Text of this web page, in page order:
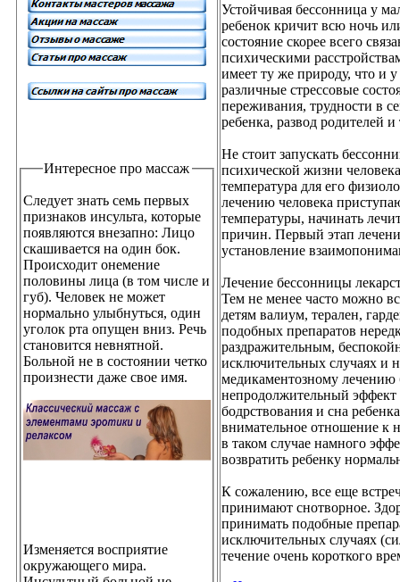
Интересное про массаж
Следует знать семь первых
признаков инсульта, которые
появляются внезапно: Лицо
скашивается на один бок.
Происходит онемение
половины лица (в том числе и
губ). Человек не может
нормально улыбнуться, один
уголок рта опущен вниз. Речь
становится невнятной.
Больной не в состоянии четко
произнести даже свое имя.
Изменяется восприятие
окружающего мира.
Устойчивая бессонница у
ребенок кричит всю ночь
состояние скорее всего
психическими
имеет ту же природу, что и
различные стрессовые
переживания, трудности в
ребенка, развод родителей и
Не стоит запускать
психической жизни
температура для его
лечению человека
температуры, начинать
причин. Первый этап
установление
Лечение бессонницы
Тем не менее часто можно
детям валиум, терален,
подобных препаратов
раздражительным,
исключительных случаях и
медикаментозному лечению
непродолжительный эффект
бодрствования и сна
внимательное отношение к
в таком случае намного
возвратить ребенку
К сожалению, все еще
принимают снотворное.
принимать подобные
исключительных случаях
течение очень короткого